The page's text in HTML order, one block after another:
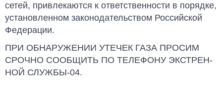
сетей, привлекаются к ответственности в порядке,
установленном законодательством Российской
Федера­ции.
ПРИ ОБНАРУЖЕНИИ УТЕЧЕК ГАЗА ПРОСИМ
СРОЧНО СООБЩИТЬ ПО ТЕЛЕФОНУ ЭКСТРЕН­
НОЙ СЛУЖБЫ-04.